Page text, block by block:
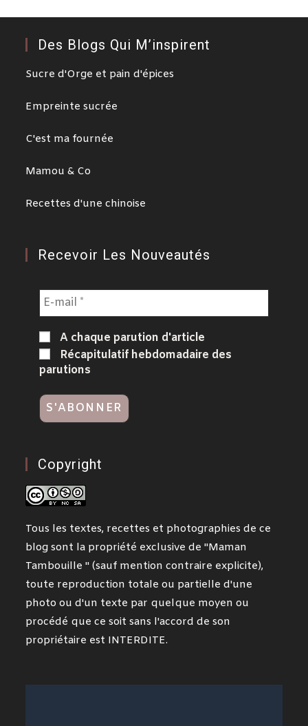
Des Blogs Qui M’inspirent
Sucre d'Orge et pain d'épices
Empreinte sucrée
C'est ma fournée
Mamou & Co
Recettes d'une chinoise
Recevoir Les Nouveautés
A chaque parution d'article
Récapitulatif hebdomadaire des
parutions
Copyright
Tous les textes, recettes et photographies de ce
blog sont la propriété exclusive de "Maman
Tambouille " (sauf mention contraire explicite),
toute reproduction totale ou partielle d'une
photo ou d'un texte par quelque moyen ou
procédé que ce soit sans l'accord de son
propriétaire est INTERDITE.